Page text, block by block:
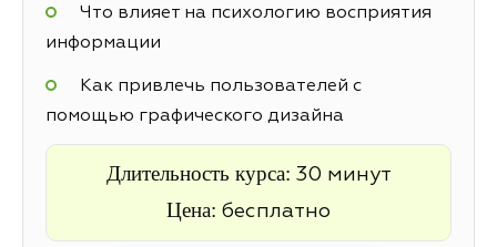
Что влияет на психологию восприятия
информации
Как привлечь пользователей с
помощью графического дизайна
Длительность курса: 30 минут
Цена: бесплатно